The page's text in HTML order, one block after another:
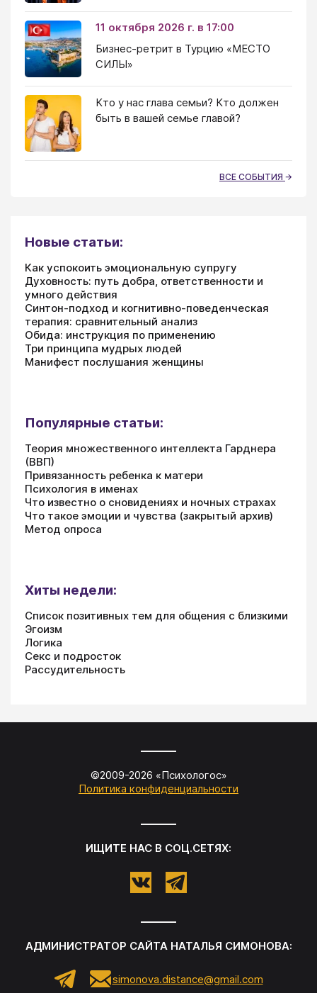
11 октября 2026 г. в 17:00
Бизнес-ретрит в Турцию «МЕСТО
СИЛЫ»
Кто у нас глава семьи? Кто должен
быть в вашей семье главой?
ВСЕ СОБЫТИЯ
Новые статьи:
Как успокоить эмоциональную супругу
Духовность: путь добра, ответственности и
умного действия
Синтон-подход и когнитивно-поведенческая
терапия: сравнительный анализ
Обида: инструкция по применению
Три принципа мудрых людей
Манифест послушания женщины
Популярные статьи:
Теория множественного интеллекта Гарднера
(ВВП)
Привязанность ребенка к матери
Психология в именах
Что известно о сновидениях и ночных страхах
Что такое эмоции и чувства (закрытый архив)
Метод опроса
Хиты недели:
Список позитивных тем для общения с близкими
Эгоизм
Логика
Секс и подросток
Рассудительность
©2009-2026 «Психологос»
Политика конфиденциальности
ИЩИТЕ НАС В СОЦ.СЕТЯХ:
АДМИНИСТРАТОР САЙТА НАТАЛЬЯ СИМОНОВА:
simonova.distance@gmail.com